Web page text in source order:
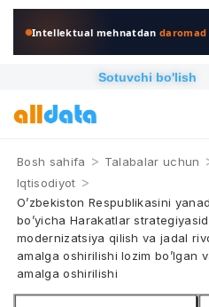
Intellektual mehnatdan
Sotuvchi bo'lish
Bosh sahifa > Talabalar uchun
Iqtisodiyot >
O’zbekiston Respublikasini
bo’yicha Harakatlar
modernizatsiya qilish va jadal
amalga oshirilishi lozim bo’lgan
amalga oshirilishi